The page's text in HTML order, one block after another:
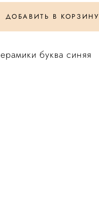
ДОБАВИТЬ В КОРЗИНУ
буква синяя